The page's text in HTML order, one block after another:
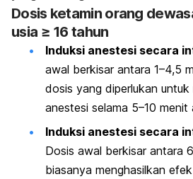
Dosis ketamin orang
usia ≥ 16 tahun
Induksi anestesi secara
awal berkisar antara 1–4,5
dosis yang diperlukan
anestesi selama 5–10
Induksi anestesi secara
Dosis awal berkisar antara
biasanya menghasilkan